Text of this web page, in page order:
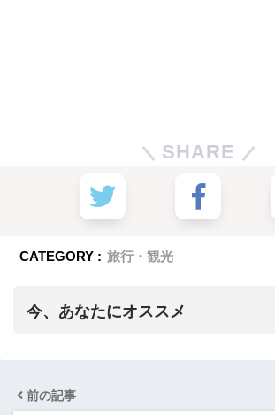
SHARE
CATEGORY : 旅行・観光
今、あなたにオススメ
前の記事